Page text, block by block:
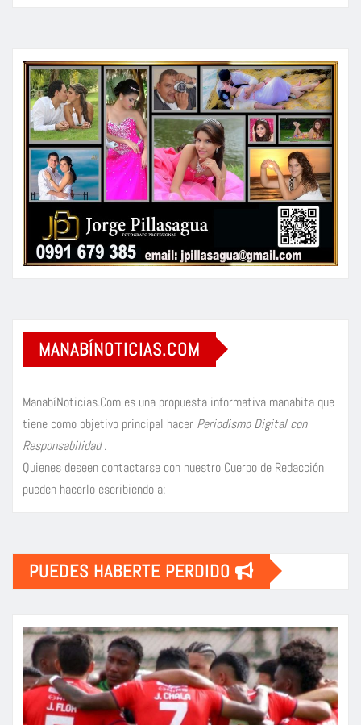
MANABÍNOTICIAS.COM
ManabíNoticias.Com es una propuesta informativa manabita que
tiene como objetivo principal hacer Periodismo Digital con
Responsabilidad.
Quienes deseen contactarse con nuestro Cuerpo de Redacción
pueden hacerlo escribiendo a:
PUEDES HABERTE PERDIDO